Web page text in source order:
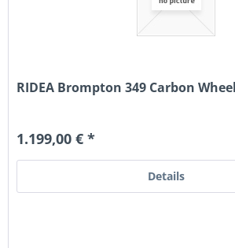
RIDEA Brompton 349 Carbon
1.199,00 € *
Details